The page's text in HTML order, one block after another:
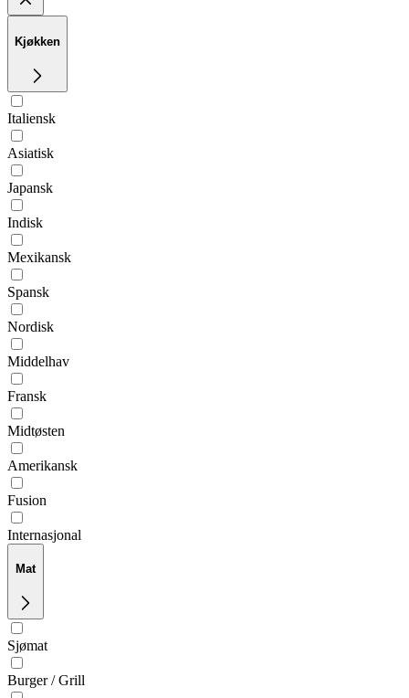
Kjøkken
Italiensk
Asiatisk
Japansk
Indisk
Mexikansk
Spansk
Nordisk
Middelhav
Fransk
Midtøsten
Amerikansk
Fusion
Internasjonal
Mat
Sjømat
Burger / Grill